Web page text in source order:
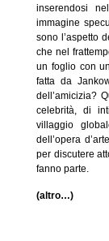
inserendosi
immagine
sono l’aspetto
che nel
un foglio con
fatta da
dell’amicizia?
celebrità, di
villaggio
dell’opera
per discutere
fanno parte.
(altro…)